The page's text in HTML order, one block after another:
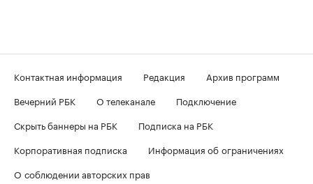
Контактная информация Редакция
Архив программ
Вечерний РБК
О телеканале
Подключение
Скрыть баннеры на РБК
Подписка на РБК
Корпоративная подписка
Информация об ограничениях
О соблюдении авторских прав